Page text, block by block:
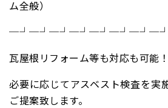
ム全般）
瓦屋根リフォーム等も対応も可能！
必要に応じてアスベスト検査を実
ご提案致します。